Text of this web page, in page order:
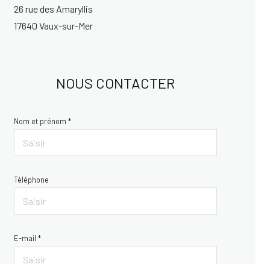
26 rue des Amaryllis
17640 Vaux-sur-Mer
NOUS CONTACTER
Nom et prénom *
Téléphone
E-mail *